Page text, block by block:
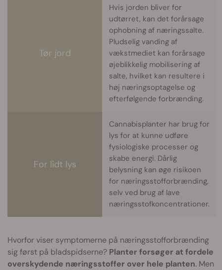
Tør jord
Hvis jorden bliver for
udtørret, kan det forårsage
ophobning af næringssalte.
Pludselig vanding af
vækstmediet kan forårsage
øjeblikkelig mobilisering af
salte, hvilket kan resultere i
høj næringsoptagelse og
efterfølgende forbrænding.
For lidt lys
Cannabisplanter har brug for
lys for at kunne udføre
fysiologiske processer og
skabe energi. Dårlig
belysning kan øge risikoen
for næringsstofforbrænding,
selv ved brug af lave
næringsstofkoncentrationer.
Hvorfor viser symptomerne på næringsstofforbrænding
sig først på bladspidserne? Planter forsøger at fordele
overskydende næringsstoffer over hele planten. Men